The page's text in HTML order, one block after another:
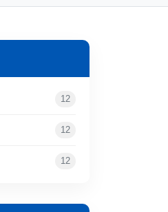
12
12
12